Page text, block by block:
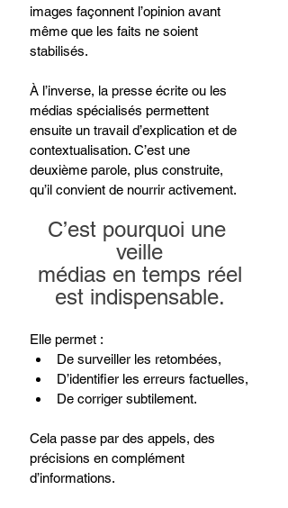
images façonnent l’opinion avant
même que les faits ne soient
stabilisés.
À l’inverse, la presse écrite ou les
médias spécialisés permettent
ensuite un travail d’explication et de
contextualisation. C’est une
deuxième parole, plus construite,
qu’il convient de nourrir activement.
C’est pourquoi une
veille
médias en temps réel
est indispensable.
Elle permet :
De surveiller les retombées,
D’identifier les erreurs factuelles,
De corriger subtilement.
Cela passe par des appels, des
précisions en complément
d’informations.